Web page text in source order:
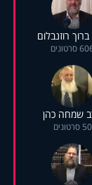
רוזנבלום
סרטונים
שמחה כהן
50 סרטונים